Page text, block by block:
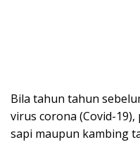
Bila tahun tahun
virus corona (Covid-
sapi maupun kambing